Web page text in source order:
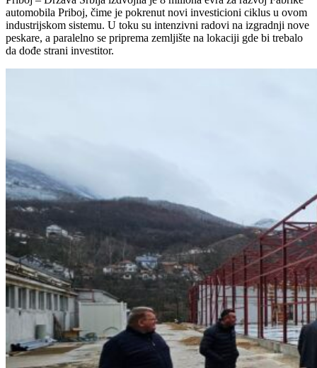
automobila Priboj, čime je pokrenut novi investicioni ciklus u ovom
industrijskom sistemu. U toku su intenzivni radovi na izgradnji nove
peskare, a paralelno se priprema zemljište na lokaciji gde bi trebalo
da dođe strani investitor.